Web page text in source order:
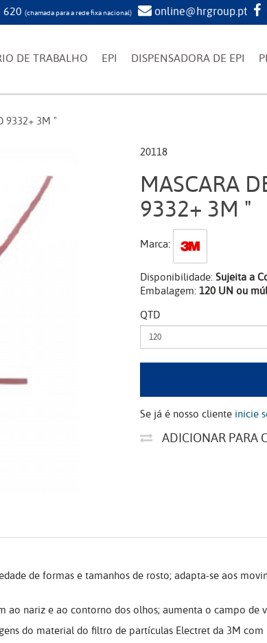
620 (chamada para a rede fixa nacional) online@hrgroup.pt
DE TRABALHO EPI DISPENSADORA DE EPI
9332+ 3M "
20118
MASCARA
9332+ 3M "
Marca:
Disponibilidade: Sujeita a
Embalagem:120 UN ou
QTD
Se já é nosso cliente inicie
ADICIONAR PARA
de formas e tamanhos de rosto; adapta-se aos
nariz e ao contorno dos olhos; aumenta o campo
do material do filtro de partículas Electret da 3M